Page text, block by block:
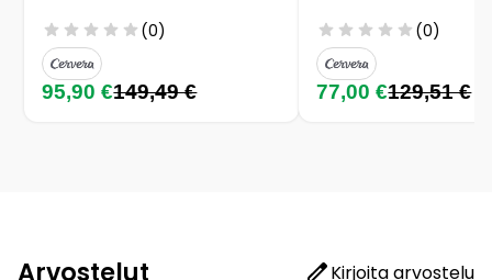
(0)
95,90 €149,49 €
(0)
77,00 €129,51 €
Arvostelut
Kirjoita arvostelu